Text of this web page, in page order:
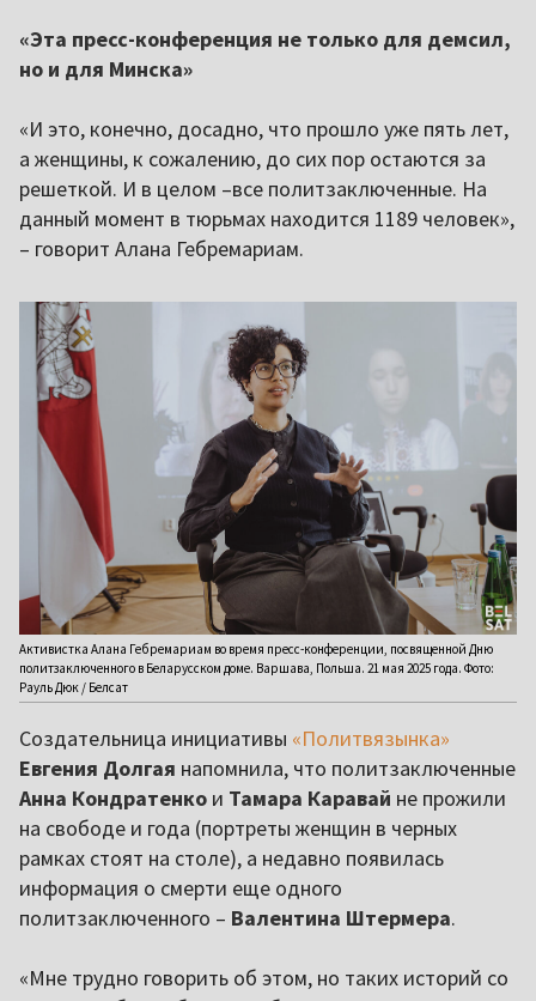
«Эта пресс-конференция не только для демсил,
но и для Минска»
«И это, конечно, досадно, что прошло уже пять лет,
а женщины, к сожалению, до сих пор остаются за
решеткой. И в целом –все политзаключенные. На
данный момент в тюрьмах находится 1189 человек»,
– говорит Алана Гебремариам.
Активистка Алана Гебремариам во время пресс-конференции, посвященной Дню
политзаключенного в Беларусском доме. Варшава, Польша. 21 мая 2025 года. Фото:
Рауль Дюк / Белсат
Создательница инициативы «Политвязынка»
Евгения Долгая напомнила, что политзаключенные
Анна Кондратенко и Тамара Каравай не прожили
на свободе и года (портреты женщин в черных
рамках стоят на столе), а недавно появилась
информация о смерти еще одного
политзаключенного – Валентина Штермера.
«Мне трудно говорить об этом, но таких историй со